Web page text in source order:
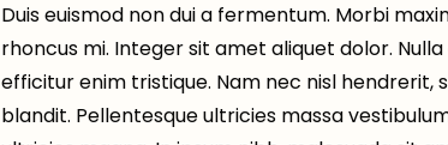
Duis euismod non dui a fermentum. Morbi
rhoncus mi. Integer sit amet aliquet dolor.
efficitur enim tristique. Nam nec nisl
blandit. Pellentesque ultricies massa